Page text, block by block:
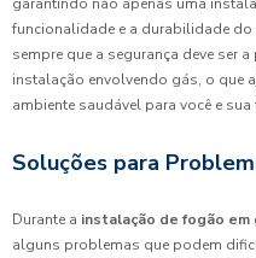
funcionalidade e a durabilidade
sempre que a segurança deve ser
instalação envolvendo gás, o que
ambiente saudável para você e
Soluções para
Durante a instalação de fogão em
alguns problemas que podem